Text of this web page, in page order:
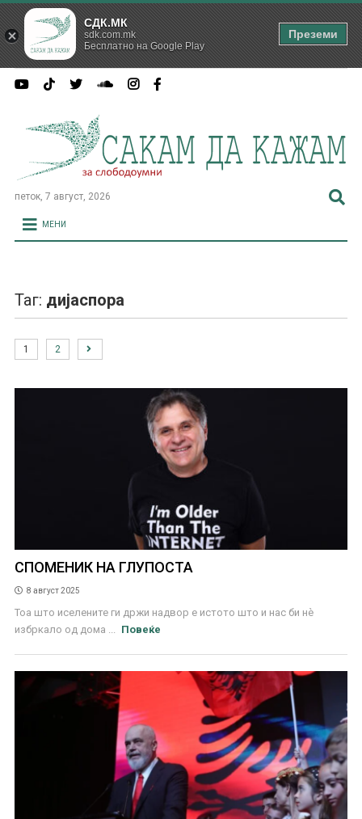
петок, 7 август, 2026
МЕНИ
Таг: дијаспора
1 2
СПОМЕНИК НА ГЛУПОСТА
8 август 2025
Тоа што иселените ги држи надвор е истото што и нас би нѐ
избркало од дома ...
Повеќе
СДК.МК
sdk.com.mk
Бесплатно на Google Play
Преземи